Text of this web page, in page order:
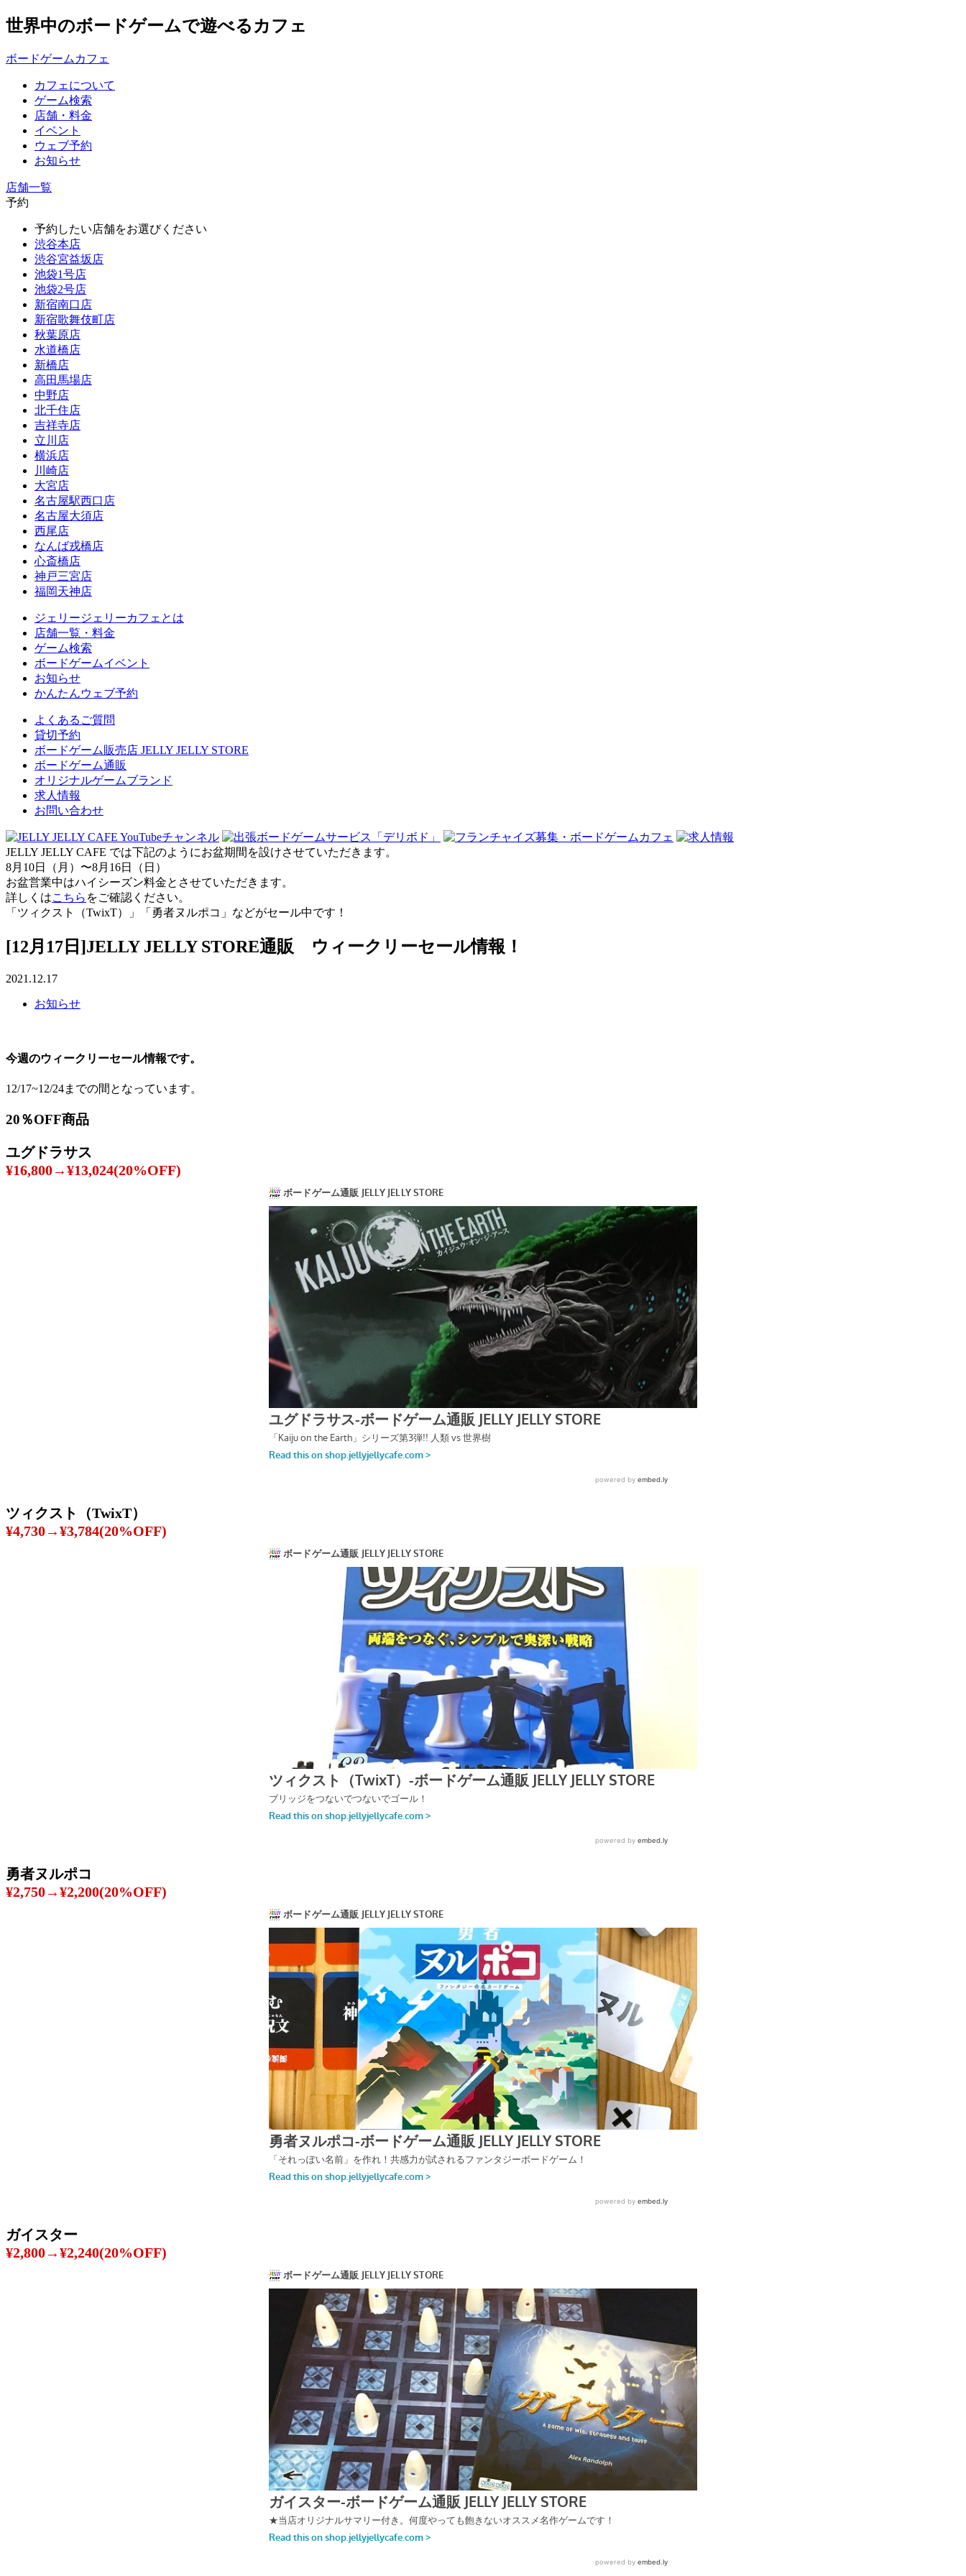
世界中のボードゲームで遊べるカフェ
ボードゲームカフェ
カフェについて
ゲーム検索
店舗・料金
イベント
ウェブ予約
お知らせ
店舗一覧
予約
予約したい店舗をお選びください
渋谷本店
渋谷宮益坂店
池袋1号店
池袋2号店
新宿南口店
新宿歌舞伎町店
秋葉原店
水道橋店
新橋店
高田馬場店
中野店
北千住店
吉祥寺店
立川店
横浜店
川崎店
大宮店
名古屋駅西口店
名古屋大須店
西尾店
なんば戎橋店
心斎橋店
神戸三宮店
福岡天神店
ジェリージェリーカフェとは
店舗一覧・料金
ゲーム検索
ボードゲームイベント
お知らせ
かんたんウェブ予約
よくあるご質問
貸切予約
ボードゲーム販売店 JELLY JELLY STORE
ボードゲーム通販
オリジナルゲームブランド
求人情報
お問い合わせ
JELLY JELLY CAFE では下記のようにお盆期間を設けさせていただきます。
8月10日（月）〜8月16日（日）
お盆営業中はハイシーズン料金とさせていただきます。
詳しくはこちら をご確認ください。
「ツィクスト（TwixT）」「勇者ヌルポコ」などがセール中です！
[12月17日]JELLY JELLY STORE通販 ウィークリーセール情報！
2021.12.17
お知らせ
今週のウィークリーセール情報です。
12/17~12/24までの間となっています。
20％OFF商品
ユグドラサス
¥16,800→¥13,024(20%OFF)
ツィクスト（TwixT）
¥4,730→¥3,784(20%OFF)
勇者ヌルポコ
¥2,750→¥2,200(20%OFF)
ガイスター
¥2,800→¥2,240(20%OFF)